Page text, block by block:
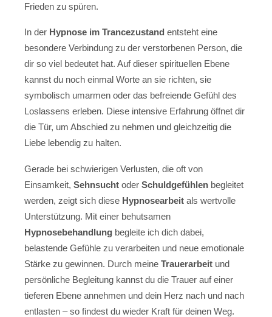
Frieden zu spüren.
In der Hypnose im Trancezustand entsteht eine
besondere Verbindung zu der verstorbenen Person, die
dir so viel bedeutet hat. Auf dieser spirituellen Ebene
kannst du noch einmal Worte an sie richten, sie
symbolisch umarmen oder das befreiende Gefühl des
Loslassens erleben. Diese intensive Erfahrung öffnet dir
die Tür, um Abschied zu nehmen und gleichzeitig die
Liebe lebendig zu halten.
Gerade bei schwierigen Verlusten, die oft von
Einsamkeit, Sehnsucht oder Schuldgefühlen begleitet
werden, zeigt sich diese Hypnosearbeit als wertvolle
Unterstützung. Mit einer behutsamen
Hypnosebehandlung begleite ich dich dabei,
belastende Gefühle zu verarbeiten und neue emotionale
Stärke zu gewinnen. Durch meine Trauerarbeit und
persönliche Begleitung kannst du die Trauer auf einer
tieferen Ebene annehmen und dein Herz nach und nach
entlasten – so findest du wieder Kraft für deinen Weg.